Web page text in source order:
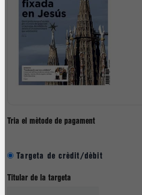
Tria el mètode de pagament
Targeta de crèdit/dèbit
Titular de la targeta